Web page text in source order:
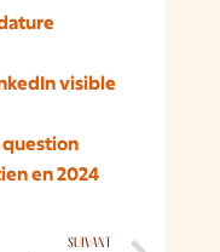
visible
question
en 2024
SUIVANT